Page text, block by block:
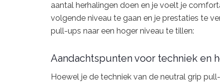
aantal herhalingen doen en je voelt je
volgende niveau te gaan en je prestaties te
pull-ups naar een hoger niveau te tillen:
Aandachtspunten voor techniek en
Hoewel je de techniek van de neutral grip